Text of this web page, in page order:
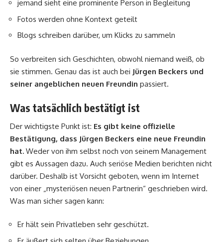
jemand sieht eine prominente Person in Begleitung
Fotos werden ohne Kontext geteilt
Blogs schreiben darüber, um Klicks zu sammeln
So verbreiten sich Geschichten, obwohl niemand weiß, ob
sie stimmen. Genau das ist auch bei Jürgen Beckers und
seiner angeblichen neuen Freundin passiert.
Was tatsächlich bestätigt ist
Der wichtigste Punkt ist: Es gibt keine offizielle
Bestätigung, dass Jürgen Beckers eine neue Freundin
hat. Weder von ihm selbst noch von seinem Management
gibt es Aussagen dazu. Auch seriöse Medien berichten nicht
darüber. Deshalb ist Vorsicht geboten, wenn im Internet
von einer „mysteriösen neuen Partnerin“ geschrieben wird.
Was man sicher sagen kann:
Er hält sein Privatleben sehr geschützt.